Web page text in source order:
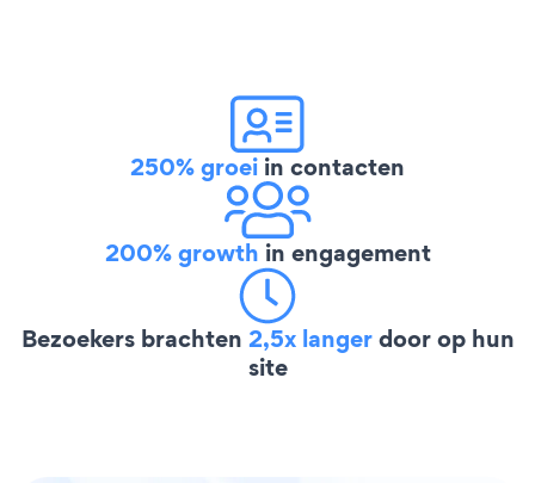
250% groei in contacten
200% growth in engagement
Bezoekers brachten 2,5x langerdoor op hun
site